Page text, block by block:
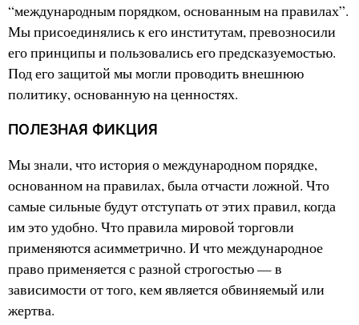
“международным порядком, основанным на правилах”.
Мы присоединялись к его институтам, превозносили
его принципы и пользовались его предсказуемостью.
Под его защитой мы могли проводить внешнюю
политику, основанную на ценностях.
ПОЛЕЗНАЯ ФИКЦИЯ
Мы знали, что история о международном порядке,
основанном на правилах, была отчасти ложной. Что
самые сильные будут отступать от этих правил, когда
им это удобно. Что правила мировой торговли
применяются асимметрично. И что международное
право применяется с разной строгостью — в
зависимости от того, кем является обвиняемый или
жертва.